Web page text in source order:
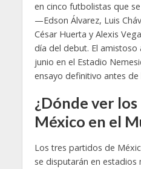
en cinco futbolistas que
—Edson Álvarez, Luis
César Huerta y Alexis
día del debut. El amistoso
junio en el Estadio
ensayo definitivo antes de
¿Dónde ver
México en el
Los tres partidos de
se disputarán en estadios